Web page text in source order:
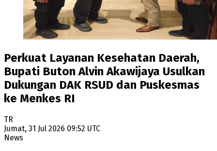
Perkuat Layanan Kesehatan Daerah,
Bupati Buton Alvin Akawijaya Usulkan
Dukungan DAK RSUD dan Puskesmas
ke Menkes RI
TR
Jumat, 31 Jul 2026 09:52 UTC
News